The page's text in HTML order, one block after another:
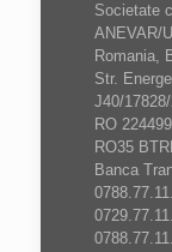
Societate
ANEVAR/
Romania,
Str.
J40/
RO
RO35
Banca